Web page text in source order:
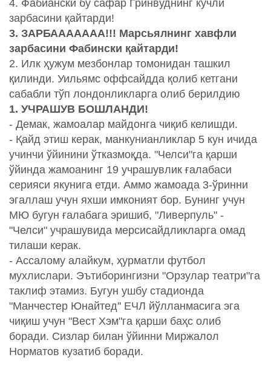
4. Фабиански бу сафар Гринвуднинг кучли
зарбасини қайтарди!
3. ЗАРБААААААА!!! Марсьялнинг хавфли
зарбасини Фабински қайтарди!
2. Илк ҳужум мезбонлар томонидан ташкил
қилинди. Уильямс оффсайдда қолиб кетгани
сабабли тўп лондонликларга олиб берилдию
1. УЧРАШУВ БОШЛАНДИ!
- Демак, жамоалар майдонга чиқиб келишди.
- Қайд этиш керак, манкунианликлар 5 кун ичида
учинчи ўйинини ўтказмоқда. "Челси"га қарши
ўйинда жамоанинг 19 учрашувлик ғалабаси
серияси якунига етди. Аммо жамоада 3-ўринни
эгаллаш учун яхши имконият бор. Бунинг учун
МЮ бугун ғалабага эришиб, "Ливерпуль" -
"Челси" учрашувида мерсисайдликларга омад
тилаши керак.
- Ассалому алайкум, ҳурматли футбол
мухлислари. Эътиборингизни "Орзулар театри"га
таклиф этамиз. Бугун ушбу стадионда
"Манчестер Юнайтед" ЕЧЛ йўлланмасига эга
чиқиш учун "Вест Хэм"га қарши баҳс олиб
боради. Сизлар билан ўйинни Миржалол
Норматов кузатиб боради.